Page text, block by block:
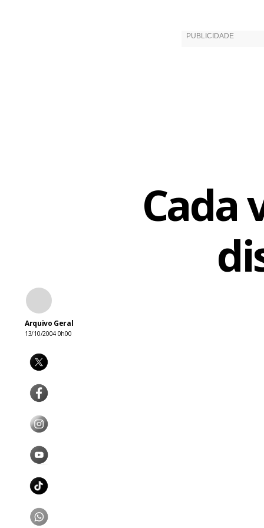
grávidas
Cada
Arquivo Geral
13/10/2004 0h00